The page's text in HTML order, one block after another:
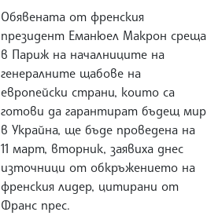
Обявената от френския
президент Еманюел Макрон среща
в Париж на началниците на
генералните щабове на
европейски страни, които са
готови да гарантират бъдещ мир
в Украйна, ще бъде проведена на
11 март, вторник, заявиха днес
източници от обкръжението на
френския лидер, цитирани от
Франс прес.